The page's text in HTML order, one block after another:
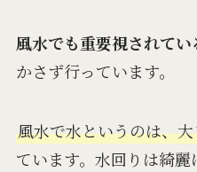
風水でも重要視されて
かさず行っています。
風水で水というのは、
ています。水回りは綺麗